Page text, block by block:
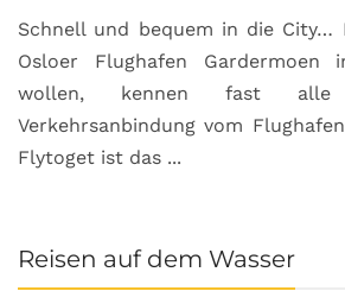
Schnell und bequem in die City…
Osloer Flughafen Gardermoen
wollen, kennen fast
Verkehrsanbindung vom
Flytoget ist das ...
Reisen auf dem Wasser